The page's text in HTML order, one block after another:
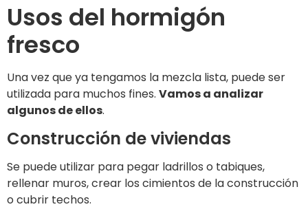
Usos del hormigón
fresco
Una vez que ya tengamos la mezcla lista, puede ser
utilizada para muchos fines. Vamos a analizar
algunos de ellos.
Construcción de viviendas
Se puede utilizar para pegar ladrillos o tabiques,
rellenar muros, crear los cimientos de la construcción
o cubrir techos.